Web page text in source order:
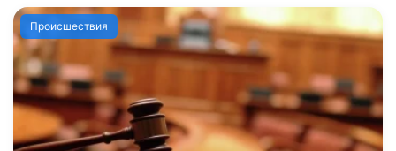
Происшествия